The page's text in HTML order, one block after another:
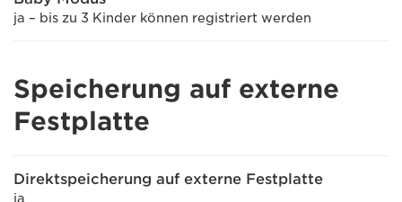
ja – bis zu 3 Kinder können registriert werden
Speicherung auf externe
Festplatte
Direktspeicherung auf externe Festplatte
ja